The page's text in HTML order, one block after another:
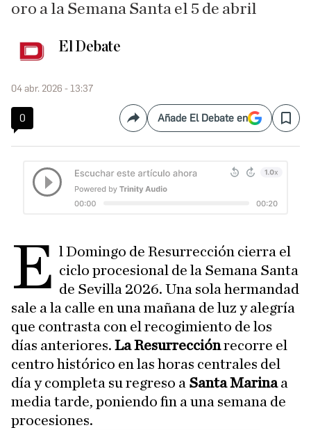
oro a la Semana Santa el 5 de abril
El Debate
04 abr. 2026 - 13:37
0 CompartirAñade El Debate en Save
E l Domingo de Resurrección cierra el
ciclo procesional de la Semana Santa
de Sevilla 2026. Una sola hermandad
sale a la calle en una mañana de luz y alegría
que contrasta con el recogimiento de los
días anteriores. La Resurrecciónrecorre el
centro histórico en las horas centrales del
día y completa su regreso a Santa Marinaa
media tarde, poniendo fin a una semana de
procesiones.